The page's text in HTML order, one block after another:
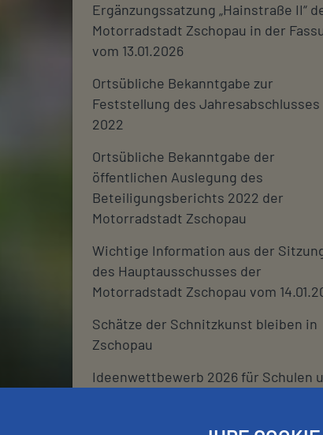
Ergänzungssatzung „Hainstraße II“
Motorradstadt Zschopau in der
vom 13.01.2026
Ortsübliche Bekanntgabe zur
Feststellung des Jahresabschlusses
2022
Ortsübliche Bekanntgabe der
öffentlichen Auslegung des
Beteiligungsberichts 2022 der
Motorradstadt Zschopau
Wichtige Information aus der
des Hauptausschusses der
Motorradstadt Zschopau vom
Schätze der Schnitzkunst bleiben in
Zschopau
Ideenwettbewerb 2026 für Schulen
Stadtjournal 2026: Wir suchen euch